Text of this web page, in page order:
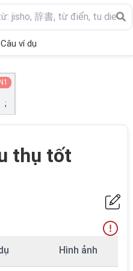
Câu ví dụ
;
N1
thụ tốt
Hình ảnh